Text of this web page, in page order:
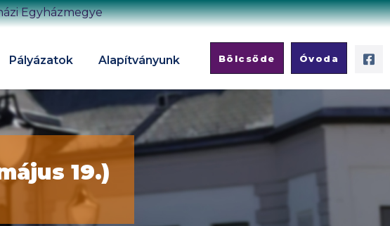
Egyházmegye
Pályázatok Alapítványunk Bölcsőde Óvoda
19.)